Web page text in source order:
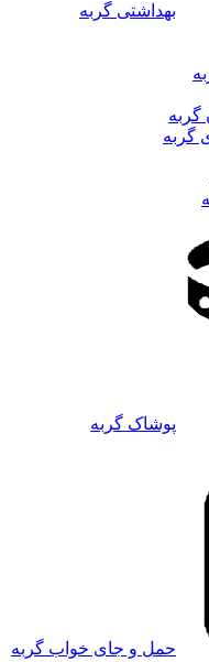
بهداشتی گربه
گربه
گربه
پوشاک گربه
حمل و جای خواب گربه